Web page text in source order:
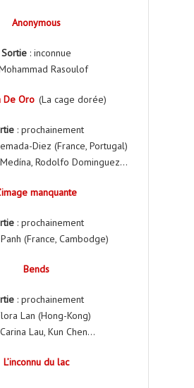
Anonymous
Sortie: inconnue
Rasoulof
De Oro (La cage dorée)
: prochainement
Diez (France, Portugal)
Rodolfo Dominguez…
manquante
: prochainement
(France, Cambodge)
Bends
: prochainement
Lan (Hong-Kong)
Lau, Kun Chen…
L’inconnu du lac